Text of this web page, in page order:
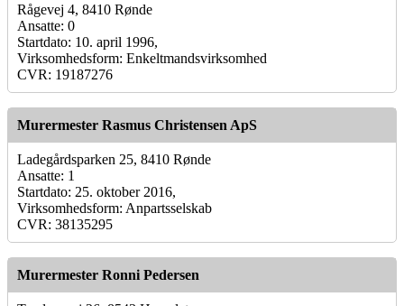
Rågevej 4, 8410 Rønde
Ansatte: 0
Startdato: 10. april 1996,
Virksomhedsform: Enkeltmandsvirksomhed
CVR: 19187276
Murermester Rasmus Christensen ApS
Ladegårdsparken 25, 8410 Rønde
Ansatte: 1
Startdato: 25. oktober 2016,
Virksomhedsform: Anpartsselskab
CVR: 38135295
Murermester Ronni Pedersen